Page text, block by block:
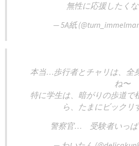
無性に応援したくな
— 5A紙
本当…歩行者とチャリは、全
ね〜
特に学生は、暗がりの歩道で
ら、たまにビックリ
警察官… 受験者いっぱ